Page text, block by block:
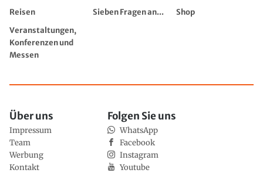
Reisen
Sieben Fragen an...
Shop
Veranstaltungen,
Konferenzen und
Messen
Über uns
Impressum
Team
Werbung
Kontakt
Folgen Sie uns
WhatsApp
Facebook
Instagram
Youtube